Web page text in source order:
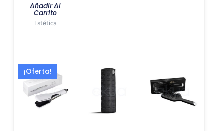
Añadir Al
Carrito
Estética
¡Oferta!
precio
original
precio
actual
es: